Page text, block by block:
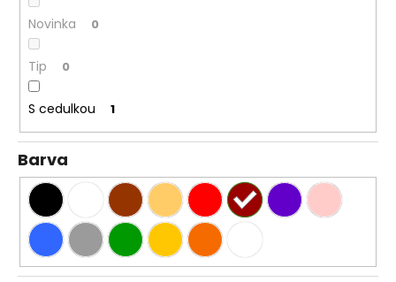
Novinka 0
Tip 0
S cedulkou 1
Barva